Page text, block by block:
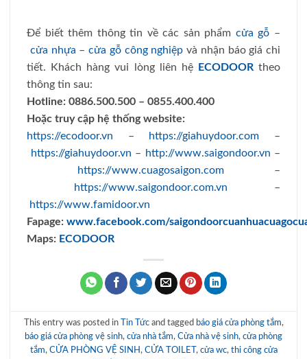
Để biết thêm thông tin về các sản phẩm cửa gỗ –
cửa nhựa – cửa gỗ công nghiệp và nhận báo giá chi
tiết. Khách hàng vui lòng liên hệ
ECODOORtheo
thông tin sau:
Hotline: 0886.500.500 – 0855.400.400
Hoặc truy cập hệ thống website:
https://ecodoor.vn – https://giahuydoor.com –
https://giahuydoor.vn – http://www.saigondoor.vn –
https://www.cuagosaigon.com–
https://www.saigondoor.com.vn –
https://www.famidoor.vn
Fapage: www.facebook.com/
Maps: ECODOOR
This entry was posted in Tin Tứcand tagged báo giá cửa phòng tắm,
báo giá cửa phòng vệ sinh, cửa nhà tắm, Cửa nhà vệ sinh, cửa phòng
tắm, CỬA PHÒNG VỆ SINH , CỬA TOILET , cửa wc, thi công cửa